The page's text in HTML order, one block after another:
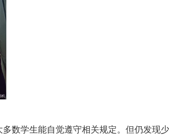
数学生能自觉遵守相关规定。但仍发现少